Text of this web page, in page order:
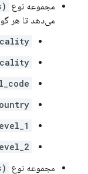
مجموعه نوع (regions)
می‌دهد تا هر
مجموعه نوع (cities)